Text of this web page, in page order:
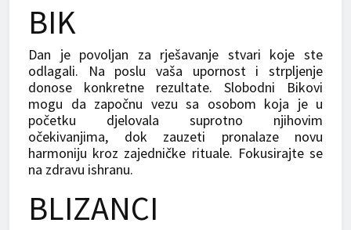
BIK
Dan je povoljan za rješavanje stvari koje ste
odlagali. Na poslu vaša upornost i strpljenje
donose konkretne rezultate. Slobodni Bikovi
mogu da započnu vezu sa osobom koja je u
početku djelovala suprotno njihovim
očekivanjima, dok zauzeti pronalaze novu
harmoniju kroz zajedničke rituale. Fokusirajte se
na zdravu ishranu.
BLIZANCI